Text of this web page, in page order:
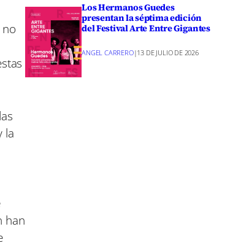
la
han
Los Hermanos Guedes
presentan la séptima edición
del Festival Arte Entre Gigantes
ANGEL CARRERO|13 DE JULIO DE 2026